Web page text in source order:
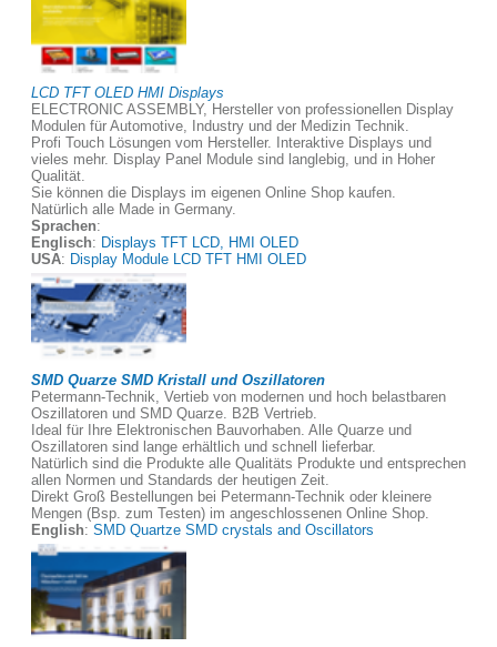
LCD TFT OLED HMI Displays
ELECTRONIC ASSEMBLY, Hersteller von professionellen Display
Modulen für Automotive, Industry und der Medizin Technik.
Profi Touch Lösungen vom Hersteller. Interaktive Displays und
vieles mehr. Display Panel Module sind langlebig, und in Hoher
Qualität.
Sie können die Displays im eigenen Online Shop kaufen.
Natürlich alle Made in Germany.
Sprachen:
Englisch: Displays TFT LCD, HMI OLED
USA: Display Module LCD TFT HMI OLED
SMD Quarze SMD Kristall und Oszillatoren
Petermann-Technik, Vertieb von modernen und hoch belastbaren
Oszillatoren und SMD Quarze. B2B Vertrieb.
Ideal für Ihre Elektronischen Bauvorhaben. Alle Quarze und
Oszillatoren sind lange erhältlich und schnell lieferbar.
Natürlich sind die Produkte alle Qualitäts Produkte und entsprechen
allen Normen und Standards der heutigen Zeit.
Direkt Groß Bestellungen bei Petermann-Technik oder kleinere
Mengen (Bsp. zum Testen) im angeschlossenen Online Shop.
English: SMD Quartze SMD crystals and Oscillators